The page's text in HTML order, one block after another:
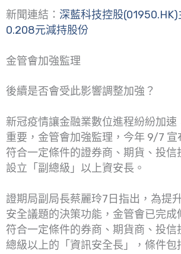
新聞連結： 深藍科技控股
0.208元減持股份
金管會加強監理
後續是否會受此影響調整加強？
新冠疫情讓金融業數位進程紛紛加速
重要，金管會加強監理，今年 9/7 宣
符合一定條件的證券商、期貨、投信
設立「副總級」以上資安長。
證期局副局長蔡麗玲7日指出，為提
安全議題的決策功能，金管會已完成
符合一定條件的券商、期貨商、投信
總級以上的「資訊安全長」，條件包